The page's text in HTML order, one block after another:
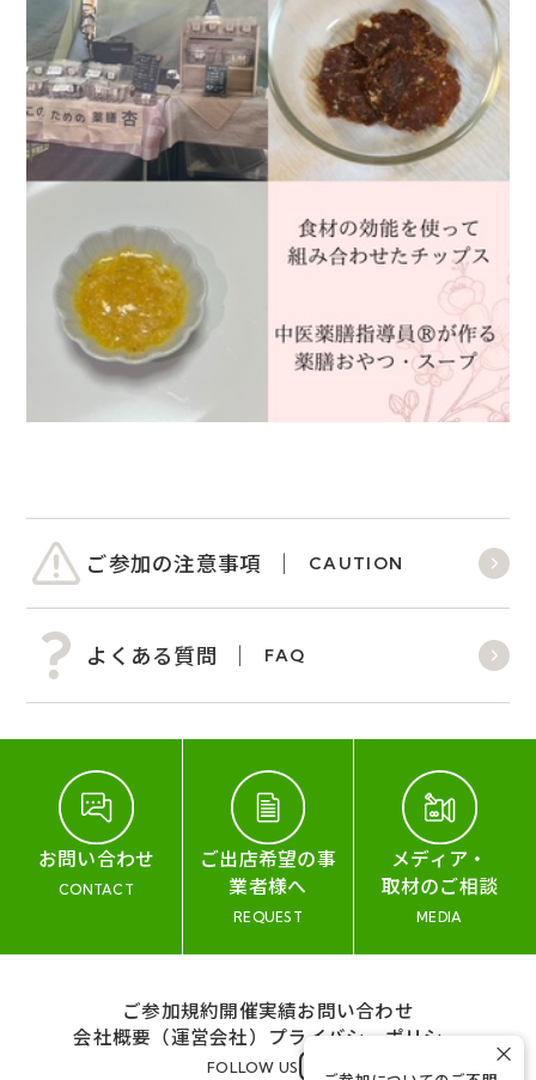
ご参加の注意事項 CAUTION
よくある質問 FAQ
お問い合わせ
CONTACT
ご出店希望の事
業者様へ
REQUEST
メディア・
取材のご相談
MEDIA
ご参加規約開催実績お問い合わせ
会社概要（運営会社） プライバシーポリシー
FOLLOW US ×